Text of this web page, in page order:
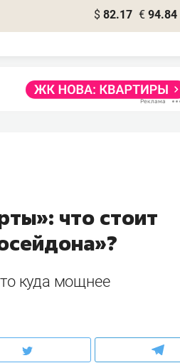
$ 82.17 € 94.84
что стоит
куда мощнее